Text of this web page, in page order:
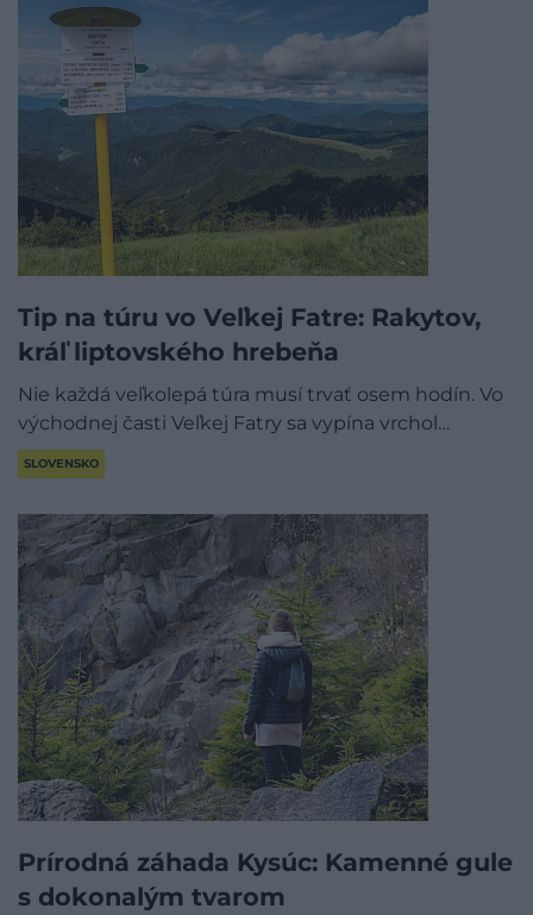
Tip na túru vo Veľkej Fatre: Rakytov,
kráľ liptovského hrebeňa
Nie každá veľkolepá túra musí trvať osem hodín. Vo
východnej časti Veľkej Fatry sa vypína vrchol…
SLOVENSKO
Prírodná záhada Kysúc: Kamenné gule
s dokonalým tvarom